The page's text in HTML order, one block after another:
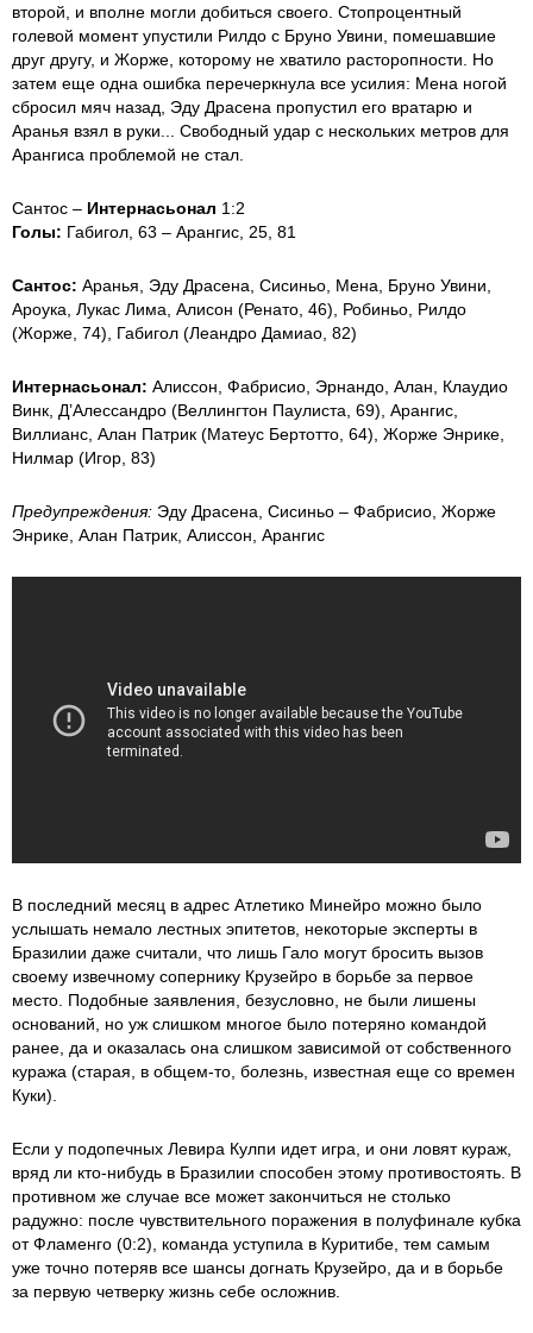
второй, и вполне могли добиться своего. Стопроцентный
голевой момент упустили Рилдо с Бруно Увини, помешавшие
друг другу, и Жорже, которому не хватило расторопности. Но
затем еще одна ошибка перечеркнула все усилия: Мена ногой
сбросил мяч назад, Эду Драсена пропустил его вратарю и
Аранья взял в руки... Свободный удар с нескольких метров для
Арангиса проблемой не стал.
Сантос – Интернасьонал 1:2
Голы: Габигол, 63 – Арангис, 25, 81
Сантос: Аранья, Эду Драсена, Сисиньо, Мена, Бруно Увини,
Ароука, Лукас Лима, Алисон (Ренато, 46), Робиньо, Рилдо
(Жорже, 74), Габигол (Леандро Дамиао, 82)
Интернасьонал: Алиссон, Фабрисио, Эрнандо, Алан, Клаудио
Винк, Д’Алессандро (Веллингтон Паулиста, 69), Арангис,
Виллианс, Алан Патрик (Матеус Бертотто, 64), Жорже Энрике,
Нилмар (Игор, 83)
Предупреждения: Эду Драсена, Сисиньо – Фабрисио, Жорже
Энрике, Алан Патрик, Алиссон, Арангис
В последний месяц в адрес Атлетико Минейро можно было
услышать немало лестных эпитетов, некоторые эксперты в
Бразилии даже считали, что лишь Гало могут бросить вызов
своему извечному сопернику Крузейро в борьбе за первое
место. Подобные заявления, безусловно, не были лишены
оснований, но уж слишком многое было потеряно командой
ранее, да и оказалась она слишком зависимой от собственного
куража (старая, в общем-то, болезнь, известная еще со времен
Куки).
Если у подопечных Левира Кулпи идет игра, и они ловят кураж,
вряд ли кто-нибудь в Бразилии способен этому противостоять. В
противном же случае все может закончиться не столько
радужно: после чувствительного поражения в полуфинале кубка
от Фламенго (0:2), команда уступила в Куритибе, тем самым
уже точно потеряв все шансы догнать Крузейро, да и в борьбе
за первую четверку жизнь себе осложнив.